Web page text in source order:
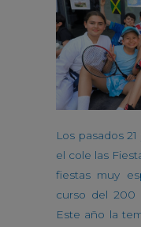
Los pasados
el cole las
fiestas muy
curso del 200
Este año la